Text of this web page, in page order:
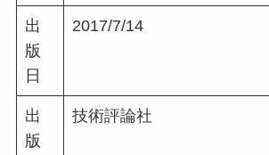
出
版
日
2017/7/14
出
版
技術評論社